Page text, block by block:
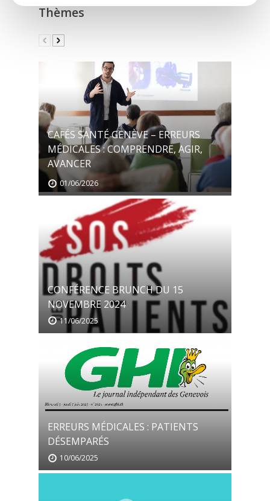
Thèmes
CAFÉS SANTÉ GENÈVE – ERREURS
MÉDICALES : COMPRENDRE, AGIR,
AVANCER
01/06/2026
CONFÉRENCE BRUNCH DU 15
NOVEMBRE 2024
11/06/2025
ERREURS MÉDICALES : PATIENTS
DÉSEMPARÉS
10/06/2025